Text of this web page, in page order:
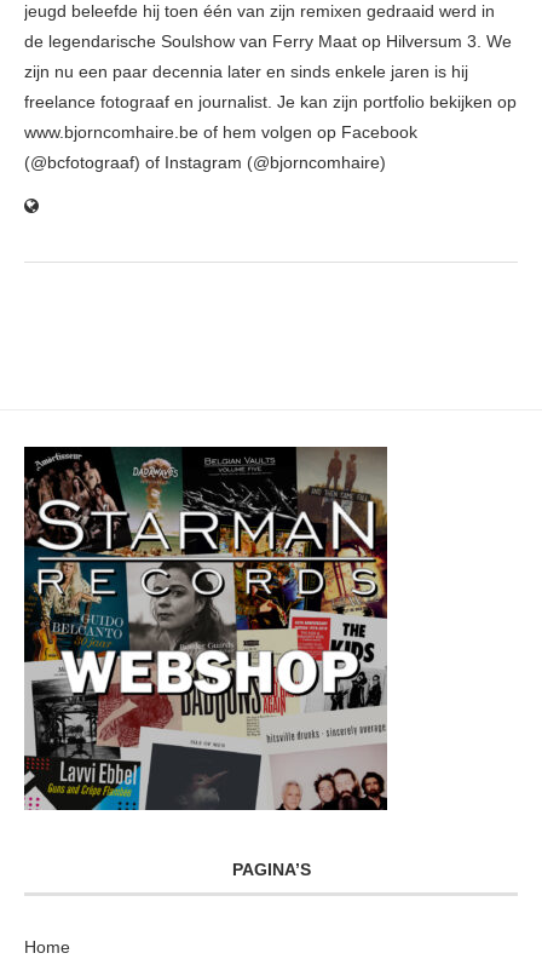
jeugd beleefde hij toen één van zijn remixen gedraaid werd in
de legendarische Soulshow van Ferry Maat op Hilversum 3. We
zijn nu een paar decennia later en sinds enkele jaren is hij
freelance fotograaf en journalist. Je kan zijn portfolio bekijken op
www.bjorncomhaire.be of hem volgen op Facebook
(@bcfotograaf) of Instagram (@bjorncomhaire)
PAGINA’S
Home